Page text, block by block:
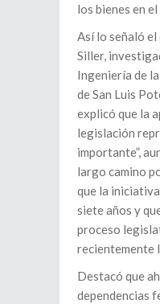
los bienes en el
Así lo señaló
Siller,
Ingeniería de
de San Luis
explicó que la
legislación
importante”,
largo camino
que la
siete años y
proceso
recientemente
Destacó que
dependencias